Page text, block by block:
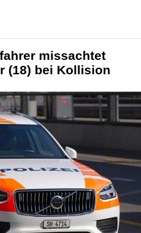
missachtet
(18) bei Kollision